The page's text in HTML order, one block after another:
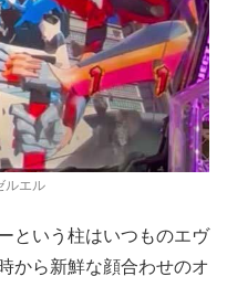
ルエル
という柱はいつものエヴ
から新鮮な顔合わせのオ